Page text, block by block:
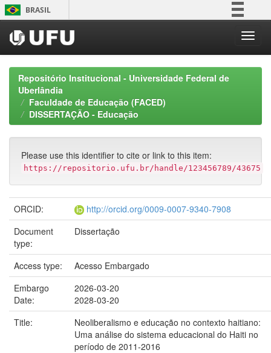
Skip
navigation
BRASIL
Participe
Acesso à informação
Repositório Institucional - Universidade Federal de
Uberlândia
Faculdade de Educação (FACED)
DISSERTAÇÃO - Educação
Please use this identifier to cite or link to this item:
https://repositorio.ufu.br/handle/123456789/43675
ORCID:
http://orcid.org/0009-0007-9340-7908
Document
type:
Dissertação
Access type:
Acesso Embargado
Embargo
Date:
2026-03-20
2028-03-20
Title:
Neoliberalismo e educação no contexto haitiano:
Uma análise do sistema educacional do Haiti no
período de 2011-2016